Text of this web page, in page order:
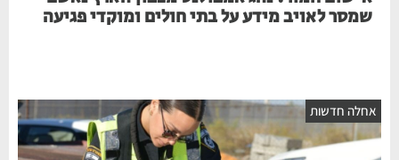
שמסר לאויב מידע על בתי חולים ומוקדי פגיעה
אחלה חדשות